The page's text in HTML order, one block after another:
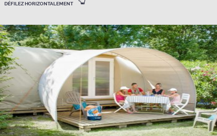
DÉFILEZ HORIZONTALEMENT